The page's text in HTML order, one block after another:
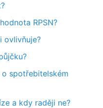
RPSN?
ovlivňuje?
spotřebitelském
a kdy raději ne?